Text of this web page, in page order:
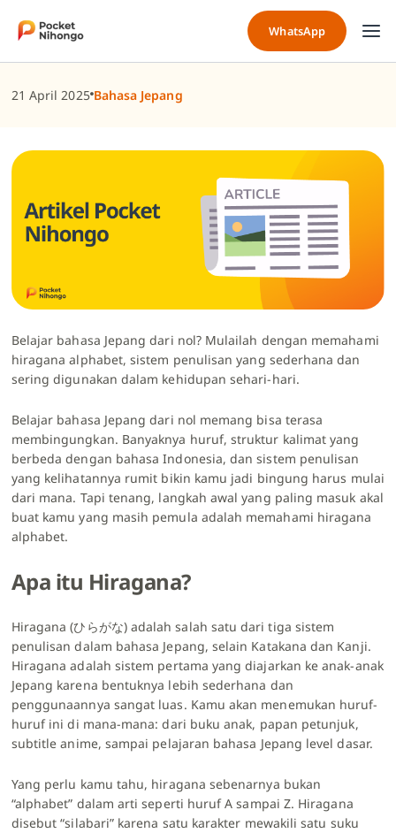
content
WhatsApp
21 April 2025 Bahasa Jepang
Belajar bahasa Jepang dari nol? Mulailah dengan memahami
hiragana alphabet, sistem penulisan yang sederhana dan
sering digunakan dalam kehidupan sehari-hari.
Belajar bahasa Jepang dari nol memang bisa terasa
membingungkan. Banyaknya huruf, struktur kalimat yang
berbeda dengan bahasa Indonesia, dan sistem penulisan
yang kelihatannya rumit bikin kamu jadi bingung harus mulai
dari mana. Tapi tenang, langkah awal yang paling masuk akal
buat kamu yang masih pemula adalah memahami hiragana
alphabet.
Apa itu Hiragana?
Hiragana (ひらがな) adalah salah satu dari tiga sistem
penulisan dalam bahasa Jepang, selain Katakana dan Kanji.
Hiragana adalah sistem pertama yang diajarkan ke anak-anak
Jepang karena bentuknya lebih sederhana dan
penggunaannya sangat luas. Kamu akan menemukan huruf-
huruf ini di mana-mana: dari buku anak, papan petunjuk,
subtitle anime, sampai pelajaran bahasa Jepang level dasar.
Yang perlu kamu tahu, hiragana sebenarnya bukan
“alphabet” dalam arti seperti huruf A sampai Z. Hiragana
disebut “silabari” karena satu karakter mewakili satu suku